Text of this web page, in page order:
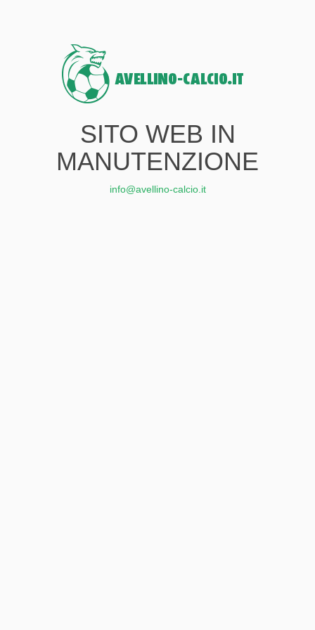
SITO WEB IN
MANUTENZIONE
info@avellino-calcio.it